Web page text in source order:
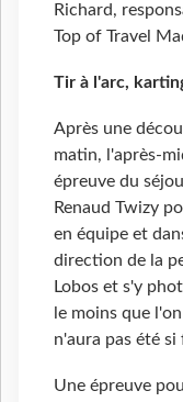
Richard,
Top of Travel
Tir à l'arc,
Après une
matin, l'après-
épreuve du
Renaud Twizy
en équipe et
direction de la
Lobos et s'y
le moins que
n'aura pas été si
Une épreuve